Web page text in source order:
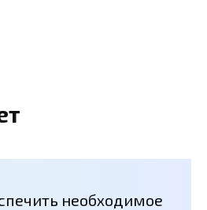
необходимое